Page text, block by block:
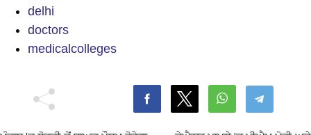
delhi
doctors
medicalcolleges